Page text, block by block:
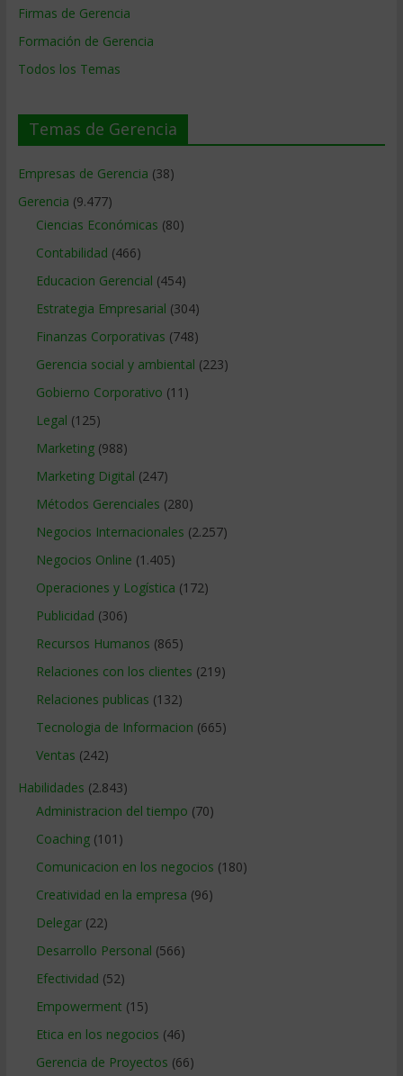
Firmas de Gerencia
Formación de Gerencia
Todos los Temas
Temas de Gerencia
Empresas de Gerencia (38)
Gerencia (9.477)
Ciencias Económicas (80)
Contabilidad (466)
Educacion Gerencial (454)
Estrategia Empresarial (304)
Finanzas Corporativas (748)
Gerencia social y ambiental (223)
Gobierno Corporativo (11)
Legal (125)
Marketing(988)
Marketing Digital (247)
Métodos Gerenciales (280)
Negocios Internacionales (2.257)
Negocios Online (1.405)
Operaciones y Logística (172)
Publicidad (306)
Recursos Humanos (865)
Relaciones con los clientes (219)
Relaciones publicas (132)
Tecnologia de Informacion (665)
Ventas (242)
Habilidades (2.843)
Administracion del tiempo (70)
Coaching(101)
Comunicacion en los negocios (180)
Creatividad en la empresa (96)
Delegar(22)
Desarrollo Personal (566)
Efectividad (52)
Empowerment (15)
Etica en los negocios (46)
Gerencia de Proyectos (66)